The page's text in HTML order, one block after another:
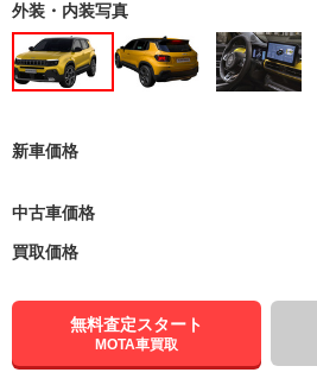
外装・内装写真
新車価格
中古車価格
買取価格
無料査定スタート
MOTA車買取